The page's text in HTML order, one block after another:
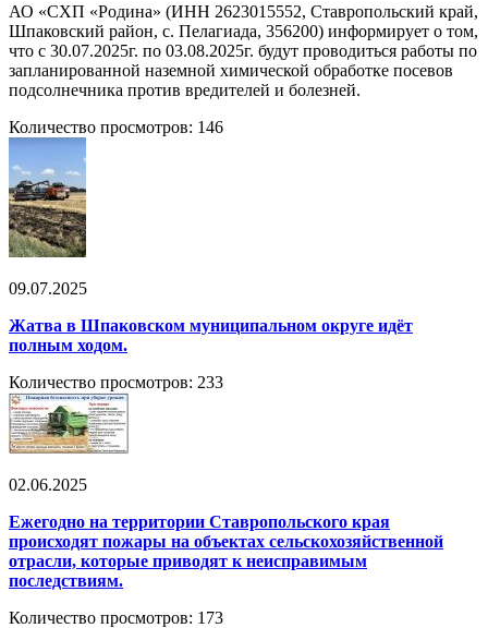
АО «СХП «Родина» (ИНН 2623015552, Ставропольский край,
Шпаковский район, с. Пелагиада, 356200) информирует о том,
что с 30.07.2025г. по 03.08.2025г. будут проводиться работы по
запланированной наземной химической обработке посевов
подсолнечника против вредителей и болезней.
Количество просмотров: 146
09.07.2025
Жатва в Шпаковском муниципальном округе идёт
полным ходом.
Количество просмотров: 233
02.06.2025
Ежегодно на территории Ставропольского края
происходят пожары на объектах сельскохозяйственной
отрасли, которые приводят к неисправимым
последствиям.
Количество просмотров: 173